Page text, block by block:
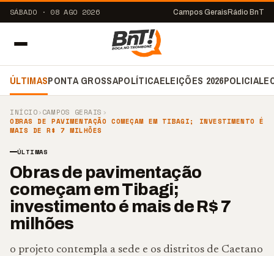
SÁBADO · 08 AGO 2026 Campos Gerais Rádio BnT
ÚLTIMASPONTA GROSSAPOLÍTICAELEIÇÕES 2026POLICIAL
INÍCIO›CAMPOS GERAIS ›
OBRAS DE PAVIMENTAÇÃO COMEÇAM EM TIBAGI; INVESTIMENTO É
MAIS DE R$ 7 MILHÕES
ÚLTIMAS
Obras de pavimentação
começam em Tibagi;
investimento é mais de R$ 7
milhões
o projeto contempla a sede e os distritos de Caetano